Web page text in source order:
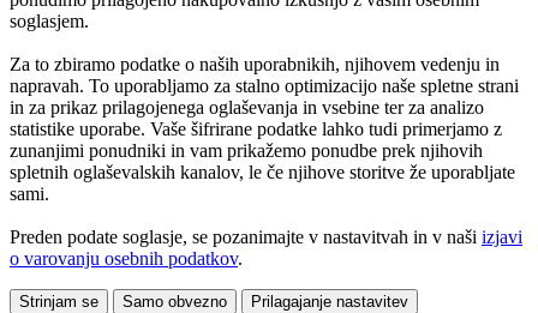
soglasjem.
Za to zbiramo podatke o naših uporabnikih, njihovem vedenju in
napravah. To uporabljamo za stalno optimizacijo naše spletne strani
in za prikaz prilagojenega oglaševanja in vsebine ter za analizo
statistike uporabe. Vaše šifrirane podatke lahko tudi primerjamo z
zunanjimi ponudniki in vam prikažemo ponudbe prek njihovih
spletnih oglaševalskih kanalov, le če njihove storitve že uporabljate
sami.
Preden podate soglasje, se pozanimajte v nastavitvah in v naši izjavi
o varovanju osebnih podatkov.
Strinjam se Samo obvezno Prilagajanje nastavitev